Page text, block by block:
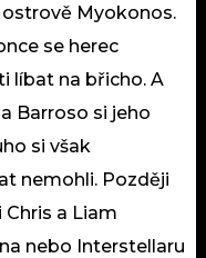
ostrově Myokonos.
se herec
líbat na břicho. A
Barroso si jeho
si však
nemohli. Později
a Liam
nebo Interstellaru